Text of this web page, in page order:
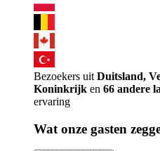
Bezoekers uit Duitsland,
Koninkrijk en 66 andere
ervaring
Wat onze gasten